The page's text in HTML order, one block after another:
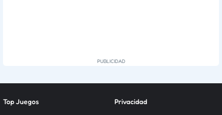
Top Juegos
Privacidad